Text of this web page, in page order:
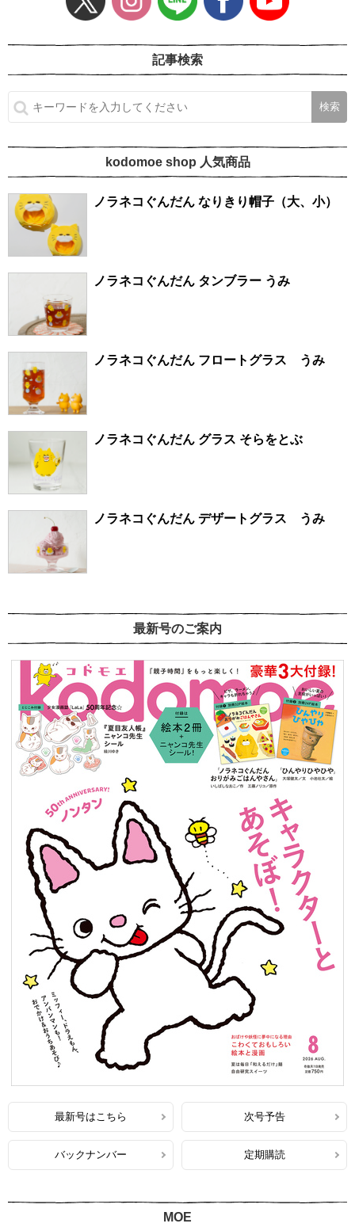
記事検索
kodomoe shop 人気商品
ノラネコぐんだん なりきり帽子（大、小）
ノラネコぐんだん タンブラー うみ
ノラネコぐんだん フロートグラス うみ
ノラネコぐんだん グラス そらをとぶ
ノラネコぐんだん デザートグラス うみ
最新号のご案内
最新号はこちら 次号予告
バックナンバー 定期購読
MOE